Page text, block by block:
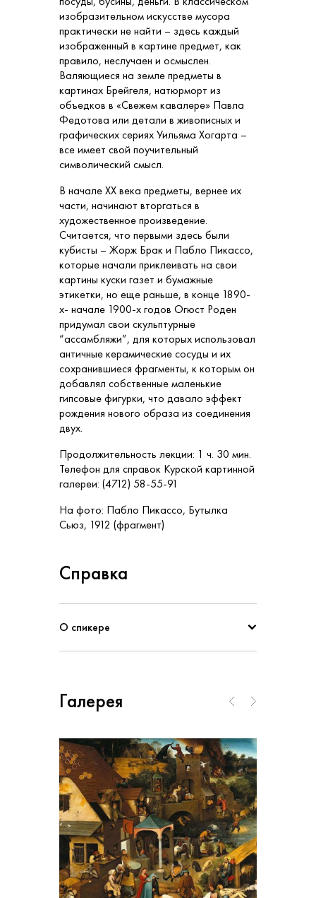
изобразительном искусстве мусора
практически не найти – здесь каждый
изображенный в картине предмет, как
правило, неслучаен и осмыслен.
Валяющиеся на земле предметы в
картинах Брейгеля, натюрморт из
объедков в «Свежем кавалере» Павла
Федотова или детали в живописных и
графических сериях Уильяма Хогарта –
все имеет свой поучительный
символический смысл.
В начале XX века предметы, вернее их
части, начинают вторгаться в
художественное произведение.
Считается, что первыми здесь были
кубисты – Жорж Брак и Пабло Пикассо,
которые начали приклеивать на свои
картины куски газет и бумажные
этикетки, но еще раньше, в конце 1890-
х- начале 1900-х годов Огюст Роден
придумал свои скульптурные
“ассамбляжи”, для которых использовал
античные керамические сосуды и их
сохранившиеся фрагменты, к которым он
добавлял собственные маленькие
гипсовые фигурки, что давало эффект
рождения нового образа из соединения
двух.
Продолжительность лекции: 1 ч. 30 мин.
Телефон для справок Курской картинной
галереи: (4712) 58-55-91
На фото: Пабло Пикассо, Бутылка
Сьюз, 1912 (фрагмент)
Справка
О спикере
Галерея